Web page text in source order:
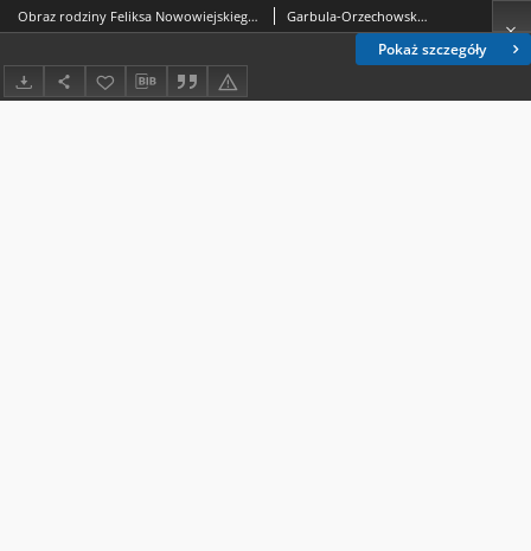
Pokaż szczegóły
Obraz rodziny Feliksa Nowowiejskiego : aspekty patriotyczne, religijne, ludowe Garbula-Orzechowska, Joanna.